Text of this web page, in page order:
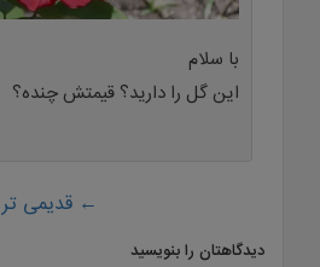
با سلام
این گل را دارید؟ قیمتش چنده؟
← قدیمی تر
دیدگاهتان را بنویسید